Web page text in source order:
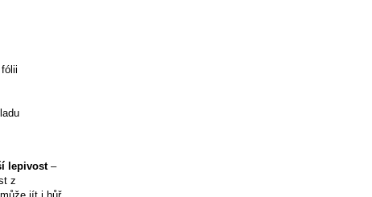
lepivost–
z